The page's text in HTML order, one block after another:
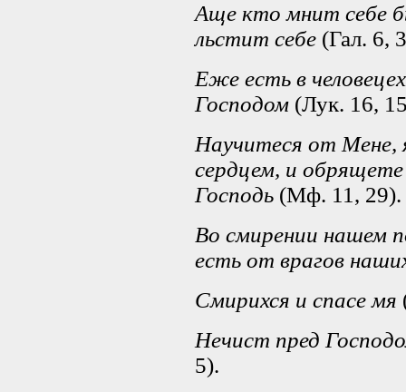
Аще кто мнит себе
льстит себе (Гал. 6,
Еже есть в
Господом (Лук. 16,
Научитеся от Мене,
сердцем, и
Господь (Мф. 11, 29).
Во смирении нашем
есть от врагов
Смирихся и спасе мя
Нечист пред
5).